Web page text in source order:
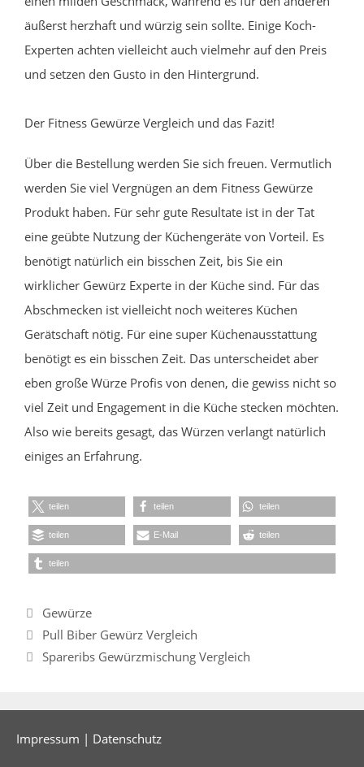
äußerst herzhaft und würzig sein sollte. Einige Koch-
Experten achten vielleicht auch vielmehr auf den Preis
und setzen den Gusto in den Hintergrund.
Der Fitness Gewürze Vergleich und das Fazit!
Über die Bestellung werden Sie sich freuen. Vermutlich
werden Sie viel Vergnügen an dem Fitness Gewürze
Produkt haben. Für sehr gute Resultate ist in der Tat
eine geübte Nutzung der Küchengeräte von Vorteil. Es
benötigt natürlich ein bisschen Zeit, bis Sie ein
wirklicher Gewürz Experte in der Küche sind. Für das
Abschmecken ist vielleicht noch weiteres Küchen
Gerätschaft nötig. Für eine super Küchenausstattung
benötigt es ein bisschen Zeit. Das unterscheidet aber
eben große Würze Profis von denen, die gewiss nicht so
viel Zeit und Engagement in die Küche stecken möchten.
Also wie bereits gesagt, das Würzen verlangt natürlich
einiges an Erfahrung.
teilen teilen teilen
teilen E-Mail teilen
teilen
Kategorien
Gewürze
Pull Biber Gewürz Vergleich
Spareribs Gewürzmischung Vergleich
Impressum | Datenschutz